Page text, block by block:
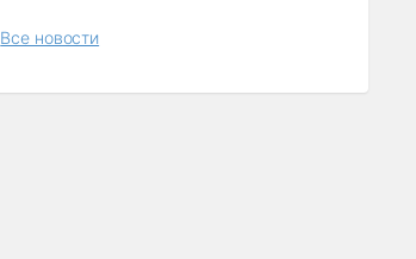
Все новости